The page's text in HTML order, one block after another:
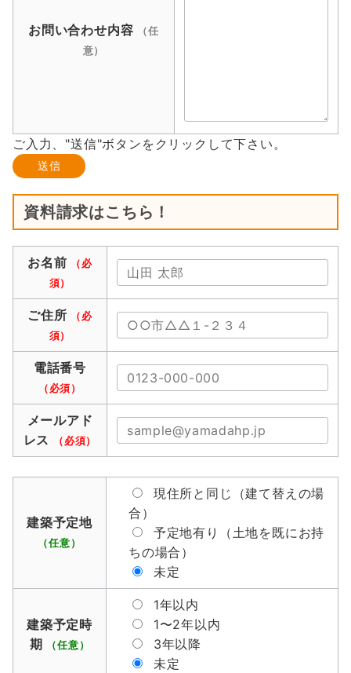
お問い合わせ内容
（任
意）
ご入力、"送信"ボタンをクリックして下さい。
資料請求はこちら！
お名前
（必
須）
ご住所
（必
須）
電話番号
（必須）
メールアド
レス
（必須）
建築予定地
（任意）
現住所と同じ（建て替えの場
合）
予定地有り（土地を既にお持
ちの場合）
未定
建築予定時
期
（任意）
1年以内
1〜2年以内
3年以降
未定